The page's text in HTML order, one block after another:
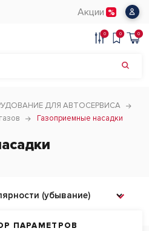
Акции
0 0 0
ДЛЯ АВТОСЕРВИСА
Газоприемные насадки
ПАРАМЕТРОВ